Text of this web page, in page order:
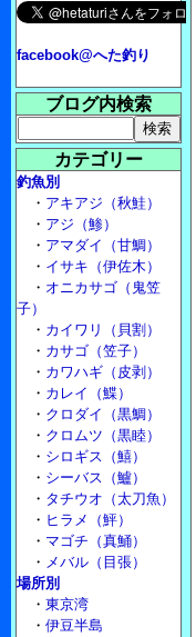
facebook@へた釣り
ブログ内検索
カテゴリー
釣魚別
・ アキアジ（秋鮭）
・ アジ（鯵）
・ アマダイ（甘鯛）
・ イサキ（伊佐木）
・ オニカサゴ（鬼笠
子）
・ カイワリ（貝割）
・ カサゴ（笠子）
・ カワハギ（皮剥）
・ カレイ（鰈）
・ クロダイ（黒鯛）
・ クロムツ（黒睦）
・ シロギス（鱚）
・ シーバス（鱸）
・ タチウオ（太刀魚）
・ ヒラメ（鮃）
・ マゴチ（真鯒）
・ メバル（目張）
場所別
・ 東京湾
・ 伊豆半島